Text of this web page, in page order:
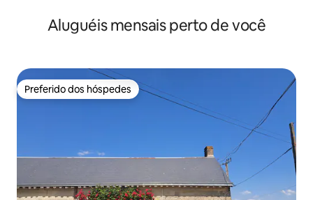
Aluguéis mensais perto de você
Preferido dos hóspedes
Preferido dos hóspedes